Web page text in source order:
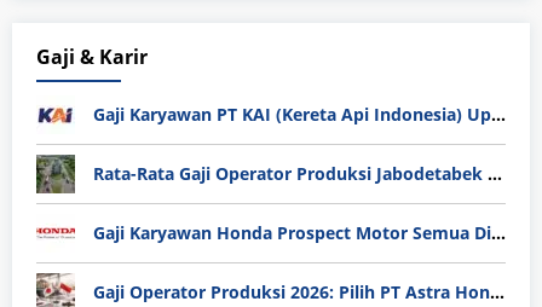
Gaji & Karir
Gaji Karyawan PT KAI (Kereta Api Indonesia) Update 2025
Rata-Rata Gaji Operator Produksi Jabodetabek 2025: Bedah Tuntas UMK, Lemburan, dan Realita Hidup Buruh
Gaji Karyawan Honda Prospect Motor Semua Divisi
Gaji Operator Produksi 2026: Pilih PT Astra Honda Motor (AHM) atau Manufaktur di Jepang?